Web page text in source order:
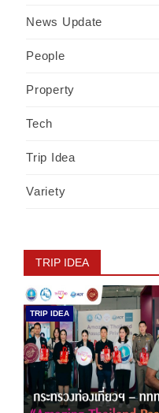
News Update
People
Property
Tech
Trip Idea
Variety
TRIP IDEA
TRIP IDEA